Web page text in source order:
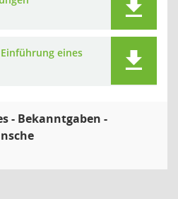
eines
- Bekanntgaben -